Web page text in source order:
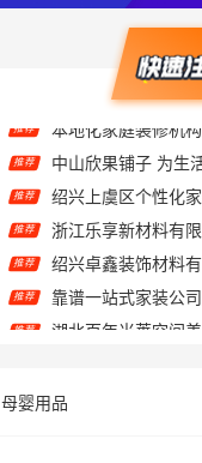
推荐 中山欣果铺子 为生
推荐
推荐 浙江乐享新材料有
推荐
推荐
推荐
推荐
母婴用品